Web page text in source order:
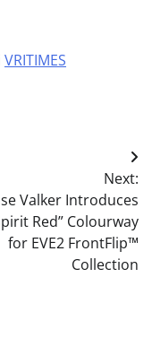
VRITIMES
Next:
Valker Introduces
Red” Colourway
for EVE2 FrontFlip™
Collection